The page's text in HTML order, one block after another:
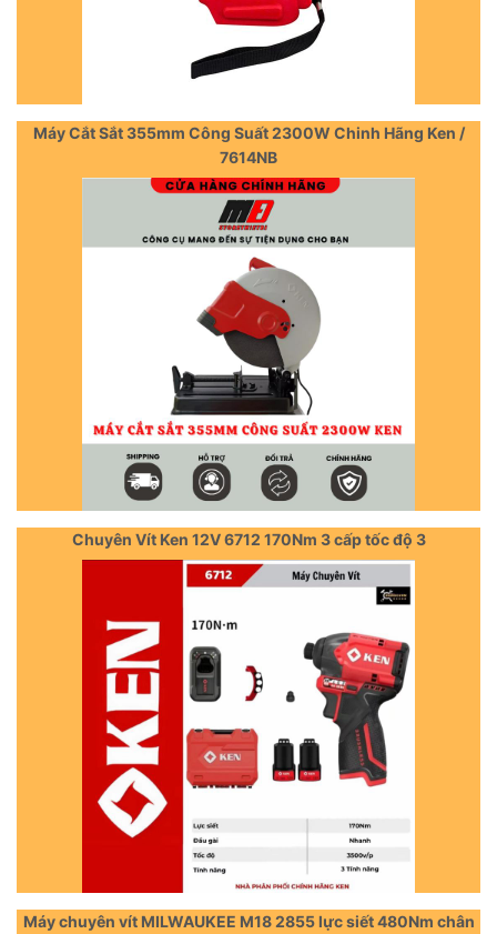
Máy Cắt Sắt 355mm Công Suất 2300W Chinh Hãng Ken /
7614NB
Chuyên Vít Ken 12V 6712 170Nm 3 cấp tốc độ 3
Máy chuyên vít MILWAUKEE M18 2855 lực siết 480Nm chân